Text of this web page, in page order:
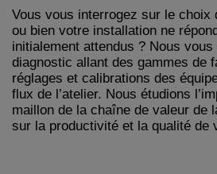
Vous vous interrogez sur le choix
ou bien votre installation ne
initialement attendus ? Nous
diagnostic allant des gammes de
réglages et calibrations des
flux de l’atelier. Nous étudions
maillon de la chaîne de valeur de
sur la productivité et la qualité de